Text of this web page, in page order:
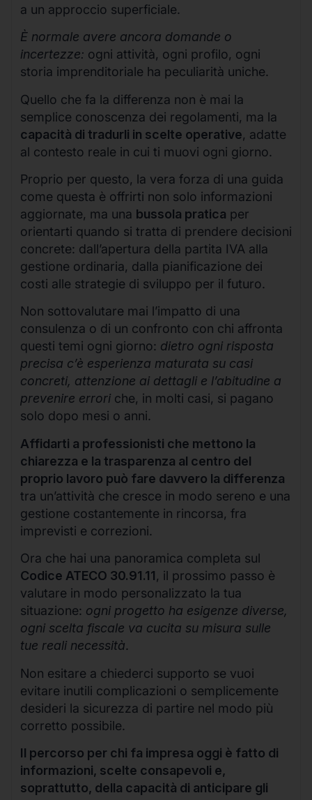
a un approccio superficiale.
È normale avere ancora domande o
incertezze: ogni attività, ogni profilo, ogni
storia imprenditoriale ha peculiarità uniche.
Quello che fa la differenza non è mai la
semplice conoscenza dei regolamenti, ma la
capacità di tradurli in scelte operative, adatte
al contesto reale in cui ti muovi ogni giorno.
Proprio per questo, la vera forza di una guida
come questa è offrirti non solo informazioni
aggiornate, ma una bussola pratica per
orientarti quando si tratta di prendere decisioni
concrete: dall’apertura della partita IVA alla
gestione ordinaria, dalla pianificazione dei
costi alle strategie di sviluppo per il futuro.
Non sottovalutare mai l’impatto di una
consulenza o di un confronto con chi affronta
questi temi ogni giorno: dietro ogni risposta
precisa c’è esperienza maturata su casi
concreti, attenzione ai dettagli e l’abitudine a
prevenire errori che, in molti casi, si pagano
solo dopo mesi o anni.
Affidarti a professionisti che mettono la
chiarezza e la trasparenza al centro del
proprio lavoro può fare davvero la differenza
tra un’attività che cresce in modo sereno e una
gestione costantemente in rincorsa, fra
imprevisti e correzioni.
Ora che hai una panoramica completa sul
Codice ATECO 30.91.11, il prossimo passo è
valutare in modo personalizzato la tua
situazione: ogni progetto ha esigenze diverse,
ogni scelta fiscale va cucita su misura sulle
tue reali necessità.
Non esitare a chiederci supporto se vuoi
evitare inutili complicazioni o semplicemente
desideri la sicurezza di partire nel modo più
corretto possibile.
Il percorso per chi fa impresa oggi è fatto di
informazioni, scelte consapevoli e,
soprattutto, della capacità di anticipare gli